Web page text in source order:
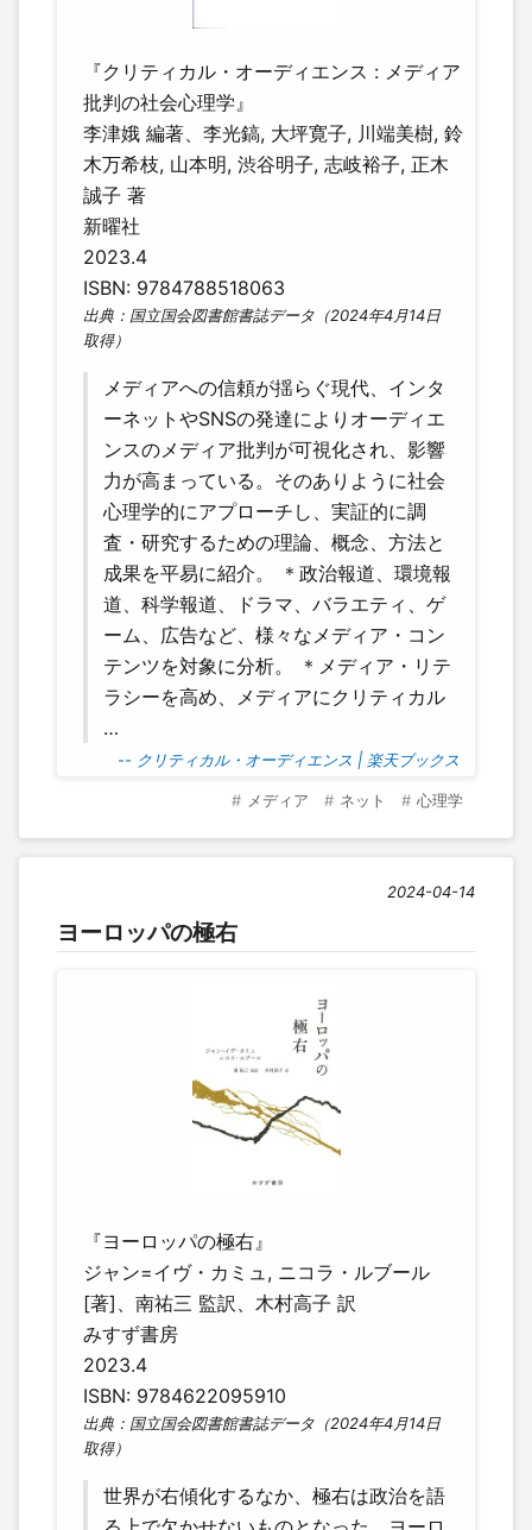
『クリティカル・オーディエンス : メディア
批判の社会心理学』
李津娥 編著、李光鎬, 大坪寛子, 川端美樹, 鈴
木万希枝, 山本明, 渋谷明子, 志岐裕子, 正木
誠子 著
新曜社
2023.4
ISBN: 9784788518063
出典：国立国会図書館書誌データ（2024年4月14日
取得）
メディアへの信頼が揺らぐ現代、インタ
ーネットやSNSの発達によりオーディエ
ンスのメディア批判が可視化され、影響
力が高まっている。そのありように社会
心理学的にアプローチし、実証的に調
査・研究するための理論、概念、方法と
成果を平易に紹介。 ＊政治報道、環境報
道、科学報道、ドラマ、バラエティ、ゲ
ーム、広告など、様々なメディア・コン
テンツを対象に分析。 ＊メディア・リテ
ラシーを高め、メディアにクリティカル
…
-- クリティカル・オーディエンス | 楽天ブックス
メディア ネット 心理学
2024-04-14
ヨーロッパの極右
『ヨーロッパの極右』
ジャン=イヴ・カミュ, ニコラ・ルブール
[著]、南祐三 監訳、木村高子 訳
みすず書房
2023.4
ISBN: 9784622095910
出典：国立国会図書館書誌データ（2024年4月14日
取得）
世界が右傾化するなか、極右は政治を語